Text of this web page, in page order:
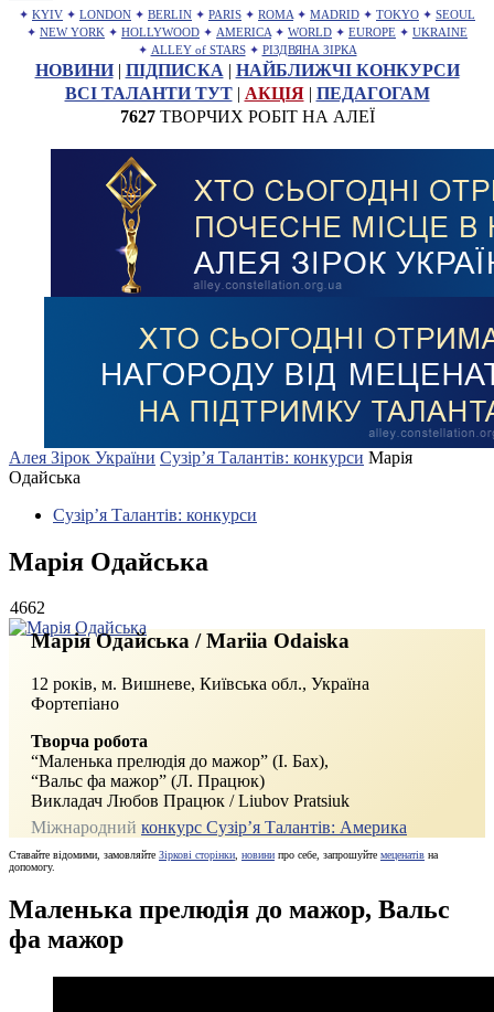
✦ KYIV ✦ LONDON ✦ BERLIN ✦ PARIS ✦ ROMA ✦ MADRID ✦ TOKYO ✦ SEOUL
✦ NEW YORK ✦ HOLLYWOOD ✦ AMERICA ✦ WORLD ✦ EUROPE ✦ UKRAINE
✦ ALLEY of STARS ✦ РІЗДВЯНА ЗІРКА
НОВИНИ| ПІДПИСКА | НАЙБЛИЖЧІ КОНКУРСИ
ВСІ ТАЛАНТИ ТУТ| АКЦІЯ| ПЕДАГОГАМ
7627ТВОРЧИХ РОБІТ НА АЛЕЇ
Алея Зірок України Сузір’я Талантів: конкурси Марія
Одайська
Сузір’я Талантів: конкурси
Марія Одайська
4662
Марія Одайська / Mariia Odaiska
12 років, м. Вишневе, Київська обл., Україна
Фортепіано
Творча робота
“Маленька прелюдія до мажор” (І. Бах),
“Вальс фа мажор” (Л. Працюк)
Викладач Любов Працюк / Liubov Pratsiuk
Міжнародний конкурс Сузір’я Талантів: Америка
Ставайте відомими, замовляйте Зіркові сторінки новини про себе, запрошуйте меценатів на
допомогу.
Маленька прелюдія до мажор, Вальс
фа мажор